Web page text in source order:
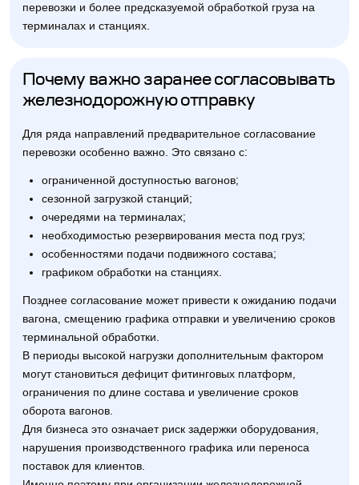
перевозки и более предсказуемой обработкой груза на
терминалах и станциях.
Почему важно заранее согласовывать
железнодорожную отправку
Для ряда направлений предварительное согласование
перевозки особенно важно. Это связано с:
ограниченной доступностью вагонов;
сезонной загрузкой станций;
очередями на терминалах;
необходимостью резервирования места под груз;
особенностями подачи подвижного состава;
графиком обработки на станциях.
Позднее согласование может привести к ожиданию подачи
вагона, смещению графика отправки и увеличению сроков
терминальной обработки.
В периоды высокой нагрузки дополнительным фактором
могут становиться дефицит фитинговых платформ,
ограничения по длине состава и увеличение сроков
оборота вагонов.
Для бизнеса это означает риск задержки оборудования,
нарушения производственного графика или переноса
поставок для клиентов.